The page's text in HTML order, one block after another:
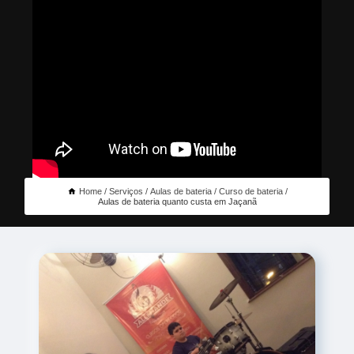
Home Serviços Aulas de bateria
Curso de bateria
Aulas de bateria quanto custa em Jaçanã